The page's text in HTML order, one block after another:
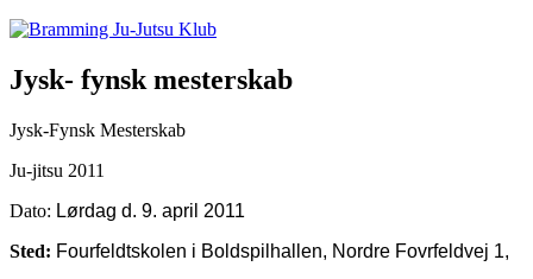
Jysk- fynsk mesterskab
Jysk-Fynsk Mesterskab
Ju-jitsu 2011
Dato: Lørdag d. 9. april 2011
Sted: Fourfeldtskolen i Boldspilhallen, Nordre Fovrfeldvej 1,